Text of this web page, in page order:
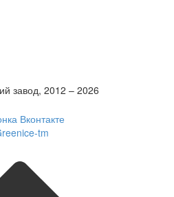
завод, 2012 – 2026
tm